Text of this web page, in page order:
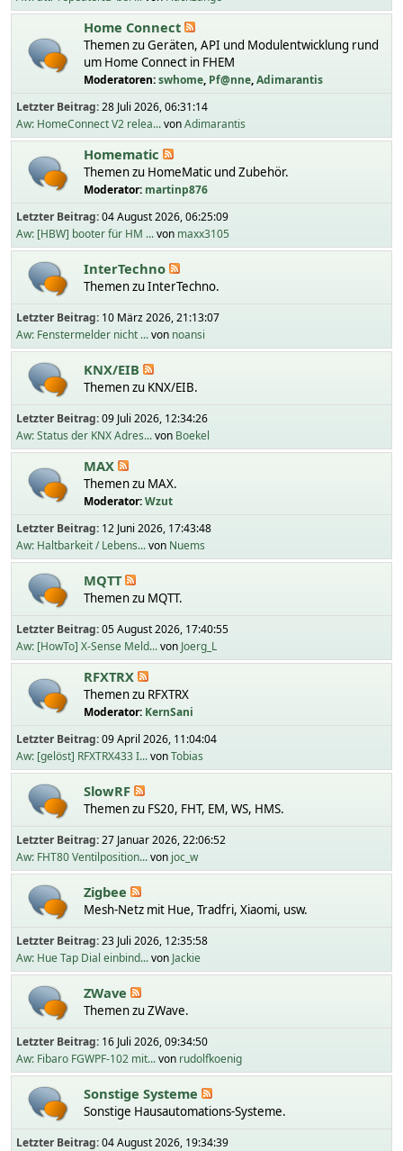
Home Connect
Themen zu Geräten, API und Modulentwicklung rund
um Home Connect in FHEM
Moderatoren:swhome, Pf@nne,Adimarantis
Letzter Beitrag:28 Juli 2026, 06:31:14
Aw: HomeConnect V2 relea...vonAdimarantis
Homematic
Themen zu HomeMatic und Zubehör.
Moderator: martinp876
Letzter Beitrag:04 August 2026, 06:25:09
Aw: [HBW] booter für HM ...von maxx3105
InterTechno
Themen zu InterTechno.
Letzter Beitrag: 10 März 2026, 21:13:07
Aw: Fenstermelder nicht ...von noansi
KNX/EIB
Themen zu KNX/EIB.
Letzter Beitrag:09 Juli 2026, 12:34:26
Aw: Status der KNX Adres...von Boekel
MAX
Themen zu MAX.
Moderator:Wzut
Letzter Beitrag: 12 Juni 2026, 17:43:48
Aw: Haltbarkeit / Lebens...von Nuems
MQTT
Themen zu MQTT.
Letzter Beitrag:05 August 2026, 17:40:55
Aw: [HowTo] X-Sense Meld...von Joerg_L
RFXTRX
Themen zu RFXTRX
Moderator: KernSani
Letzter Beitrag:09 April 2026, 11:04:04
Aw: [gelöst] RFXTRX433 I...vonTobias
SlowRF
Themen zu FS20, FHT, EM, WS, HMS.
Letzter Beitrag:27 Januar 2026, 22:06:52
Aw: FHT80 Ventilposition...von joc_w
Zigbee
Mesh-Netz mit Hue, Tradfri, Xiaomi, usw.
Letzter Beitrag:23 Juli 2026, 12:35:58
Aw: Hue Tap Dial einbind...von Jackie
ZWave
Themen zu ZWave.
Letzter Beitrag: 16 Juli 2026, 09:34:50
Aw: Fibaro FGWPF-102 mit...von rudolfkoenig
Sonstige Systeme
Sonstige Hausautomations-Systeme.
Letzter Beitrag:04 August 2026, 19:34:39